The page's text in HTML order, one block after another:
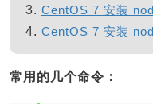
CentOS 7 安装
CentOS 7 安装
常用的几个命令：